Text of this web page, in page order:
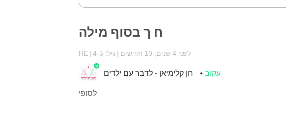
ח ך בסוף מילה
HE גיל: 4-5 לפני 4 שנים, 10 חודשים
עקוב
לסופי